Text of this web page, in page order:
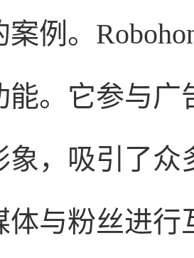
案例。
能。它参与
象，吸引了
体与粉丝进行